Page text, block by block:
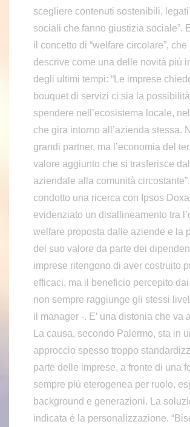
scegliere contenuti sostenibili,
sociali che fanno giustizia sociale”.
il concetto di “welfare circolare”, che
descrive come una delle novità più
degli ultimi tempi: “Le imprese
bouquet di servizi ci sia la
spendere nell’ecosistema locale,
che gira intorno all’azienda stessa.
grandi partner, ma l’economia del
valore aggiunto che si trasferisce
aziendale alla comunità
condotto una ricerca con Ipsos
evidenziato un disallineamento tra
welfare proposta dalle aziende e la
del suo valore da parte dei
imprese ritengono di aver costruito
efficaci, ma il beneficio percepito
non sempre raggiunge gli stessi
il manager -. E’ una distonia che va
La causa, secondo Palermo, sta in
approccio spesso troppo
parte delle imprese, a fronte di una
sempre più eterogenea per ruolo,
background e generazioni. La
indicata è la personalizzazione.